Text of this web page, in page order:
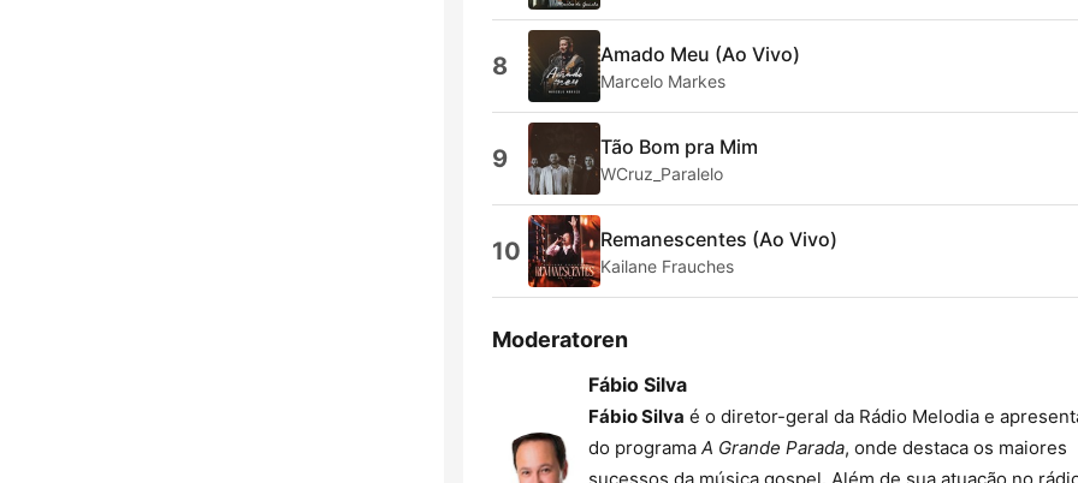
8 Amado Meu (Ao Vivo)
Marcelo Markes
9 Tão Bom pra Mim
WCruz_Paralelo
10 Remanescentes (Ao Vivo)
Kailane Frauches
Moderatoren
Fábio Silva
Fábio Silva é o diretor-geral da Rádio Melodia e
do programa A Grande Parada, onde destaca os maiores